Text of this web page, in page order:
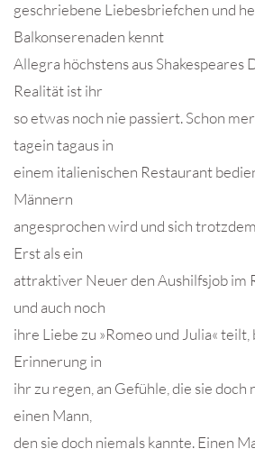
geschriebene Liebesbriefchen und
Balkonserenaden kennt
Allegra höchstens aus Shakespeares
Realität ist ihr
so etwas noch nie passiert. Schon
tagein tagaus in
einem italienischen Restaurant
Männern
angesprochen wird und sich
Erst als ein
attraktiver Neuer den Aushilfsjob im
und auch noch
ihre Liebe zu »Romeo und Julia«
Erinnerung in
ihr zu regen, an Gefühle, die sie doch
einen Mann,
den sie doch niemals kannte. Einen